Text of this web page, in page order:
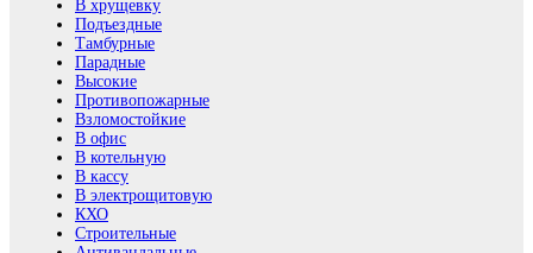
В хрущевку
Подъездные
Тамбурные
Парадные
Высокие
Противопожарные
Взломостойкие
В офис
В котельную
В кассу
В электрощитовую
КХО
Строительные